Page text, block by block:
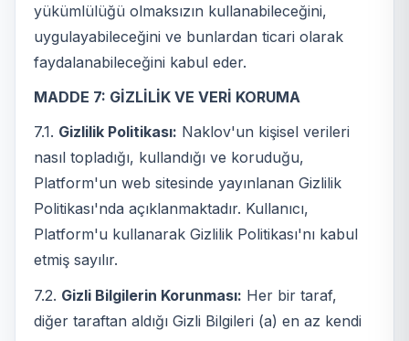
yükümlülüğü olmaksızın kullanabileceğini,
uygulayabileceğini ve bunlardan ticari olarak
faydalanabileceğini kabul eder.
MADDE 7: GİZLİLİK VE VERİ KORUMA
7.1. Gizlilik Politikası: Naklov'un kişisel verileri
nasıl topladığı, kullandığı ve koruduğu,
Platform'un web sitesinde yayınlanan Gizlilik
Politikası'nda açıklanmaktadır. Kullanıcı,
Platform'u kullanarak Gizlilik Politikası'nı kabul
etmiş sayılır.
7.2. Gizli Bilgilerin Korunması: Her bir taraf,
diğer taraftan aldığı Gizli Bilgileri (a) en az kendi